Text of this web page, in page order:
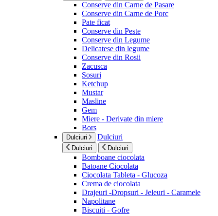
Conserve din Carne de Pasare
Conserve din Carne de Porc
Pate ficat
Conserve din Peste
Conserve din Legume
Delicatese din legume
Conserve din Rosii
Zacusca
Sosuri
Ketchup
Mustar
Masline
Gem
Miere - Derivate din miere
Bors
Dulciuri Dulciuri
Dulciuri Dulciuri
Bomboane ciocolata
Batoane Ciocolata
Ciocolata Tableta - Glucoza
Crema de ciocolata
Drajeuri -Dropsuri - Jeleuri - Caramele
Napolitane
Biscuiti - Gofre